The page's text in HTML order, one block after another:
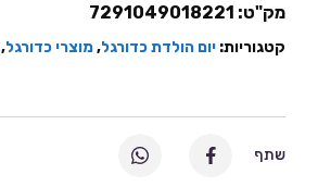
מק"ט: 7291049018221
קטגוריות: יום הולדת כדורגל,מוצרי כדורגל,
שתף